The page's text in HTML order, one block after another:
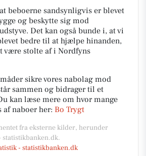
beboerne sandsynligvis er blevet
og beskytte sig mod
Det kan også bunde i, at vi
bedre til at hjælpe hinanden,
være stolte af i Nordfyns
sikre vores nabolag mod
sammen og bidrager til et
kan læse mere om hvor mange
af naboer her: Bo Trygt
fra eksterne kilder, herunder
statistikbanken.dk.
- statistikbanken.dk